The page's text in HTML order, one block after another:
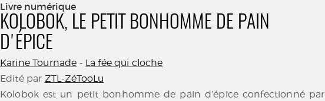
Livre numérique
KOLOBOK, LE PETIT BONHOMME DE PAIN
D'ÉPICE
Karine Tournade - La fée qui cloche
Edité par ZTL-ZéTooLu
Kolobok est un petit bonhomme de pain d’épice confectionné par